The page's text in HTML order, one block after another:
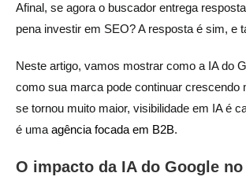
Afinal, se agora o buscador entrega
pena investir em SEO? A resposta é sim, e
Neste artigo, vamos mostrar como a IA do
como sua marca pode continuar
se tornou muito maior, visibilidade em IA é
é uma agência focada em B2B.
O impacto da IA do Google